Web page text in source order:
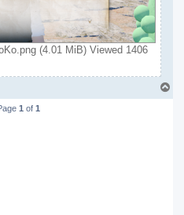
(4.01 MiB) Viewed 1406
o
1 of1